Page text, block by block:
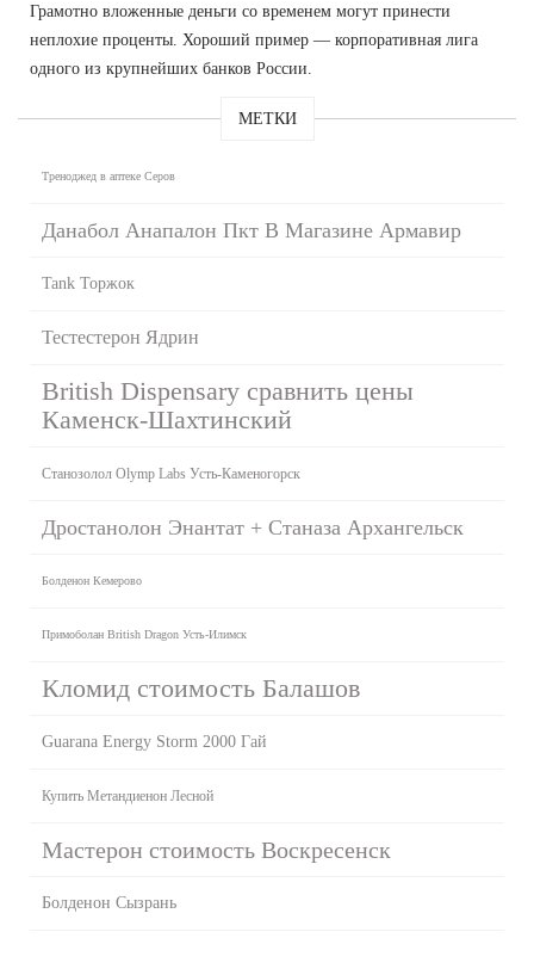
Грамотно вложенные деньги со временем могут принести
неплохие проценты. Хороший пример — корпоративная лига
одного из крупнейших банков России.
МЕТКИ
Треноджед в аптеке Серов
Данабол Анапалон Пкт В Магазине Армавир
Tank Торжок
Тестестерон Ядрин
British Dispensary сравнить цены
Каменск-Шахтинский
Станозолол Olymp Labs Усть-Каменогорск
Дростанолон Энантат + Станаза Архангельск
Болденон Кемерово
Примоболан British Dragon Усть-Илимск
Кломид стоимость Балашов
Guarana Energy Storm 2000 Гай
Купить Метандиенон Лесной
Мастерон стоимость Воскресенск
Болденон Сызрань